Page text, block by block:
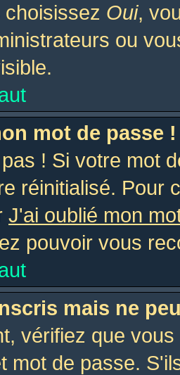
choisissez Oui,
ou
mot de passe !
! Si votre mot
réinitialisé. Pour
J'ai oublié mon
pouvoir vous
mais ne
vérifiez que
mot de passe.